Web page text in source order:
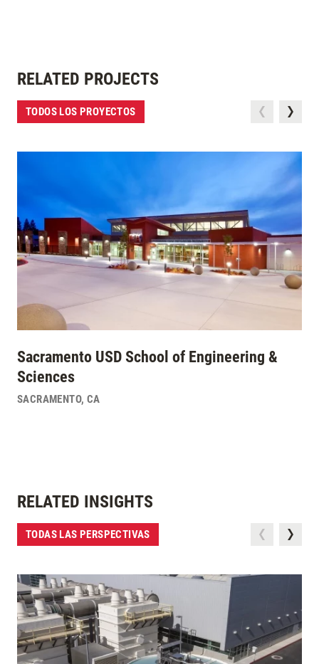
RELATED PROJECTS
TODOS LOS PROYECTOS
Sacramento USD School of Engineering &
Sciences
SACRAMENTO, CA
RELATED INSIGHTS
TODAS LAS PERSPECTIVAS